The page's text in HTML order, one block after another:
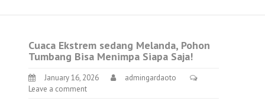
Cuaca Ekstrem sedang Melanda, Pohon
Tumbang Bisa Menimpa Siapa Saja!
January 16, 2026
admingardaoto
Leave a comment